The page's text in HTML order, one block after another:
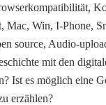
Mac, Win, I-Phone,
source, Audio-
mit den
Ist es möglich eine
erzählen?